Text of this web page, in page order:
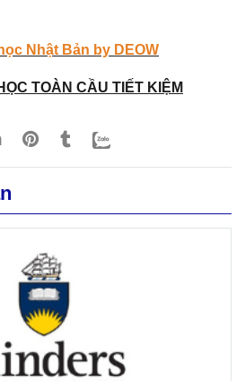
Nhật Bản by DEOW
TOÀN CẦU TIẾT KIỆM